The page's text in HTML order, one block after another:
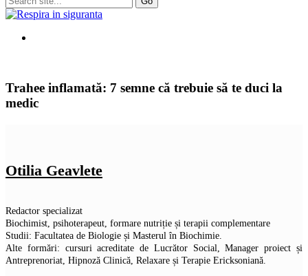
Trahee inflamată: 7 semne că trebuie să te duci la
medic
Otilia Geavlete
Redactor specializat
Biochimist, psihoterapeut, formare nutriție și terapii complementare
Studii: Facultatea de Biologie și Masterul în Biochimie.
Alte formări: cursuri acreditate de Lucrător Social, Manager proiect și
Antreprenoriat, Hipnoză Clinică, Relaxare și Terapie Ericksoniană.